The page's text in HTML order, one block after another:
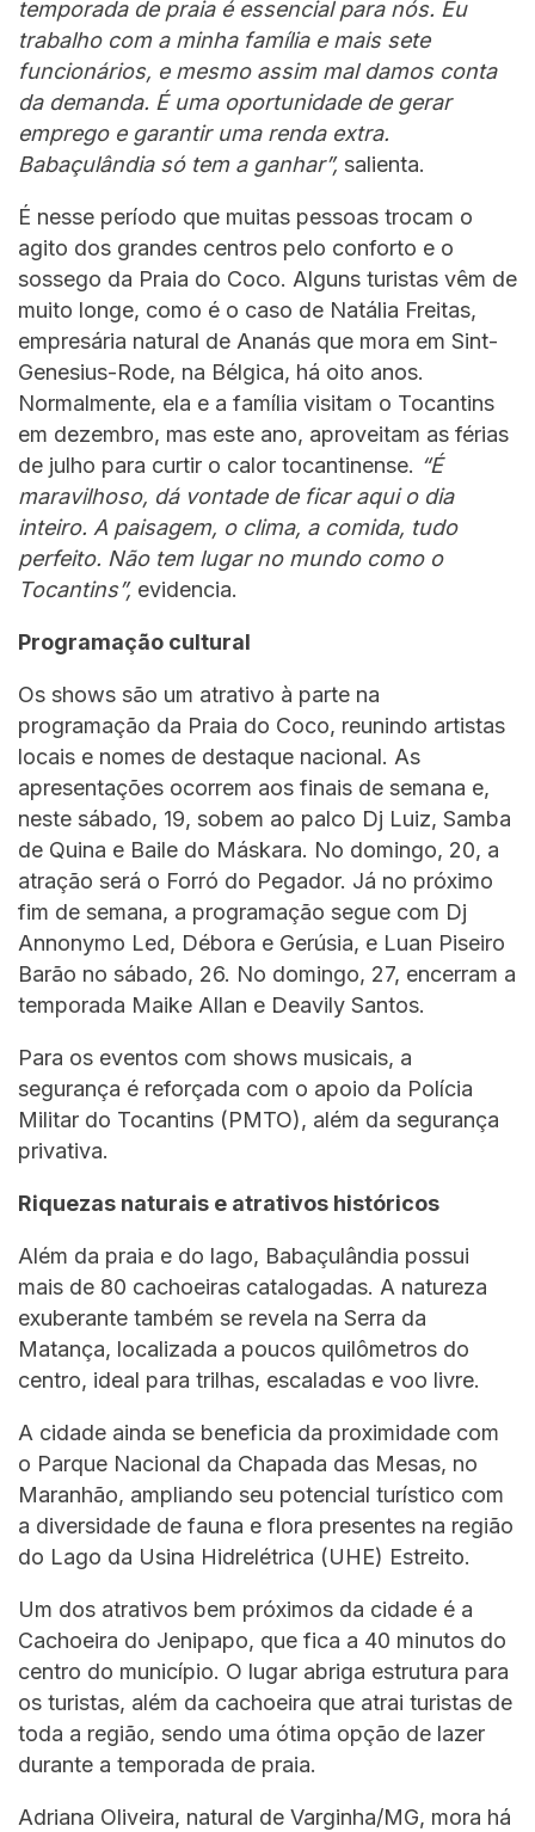
temporada de praia é essencial para nós. Eu
trabalho com a minha família e mais sete
funcionários, e mesmo assim mal damos conta
da demanda. É uma oportunidade de gerar
emprego e garantir uma renda extra.
Babaçulândia só tem a ganhar”, salienta.
É nesse período que muitas pessoas trocam o
agito dos grandes centros pelo conforto e o
sossego da Praia do Coco. Alguns turistas vêm de
muito longe, como é o caso de Natália Freitas,
empresária natural de Ananás que mora em Sint-
Genesius-Rode, na Bélgica, há oito anos.
Normalmente, ela e a família visitam o Tocantins
em dezembro, mas este ano, aproveitam as férias
de julho para curtir o calor tocantinense. “É
maravilhoso, dá vontade de ficar aqui o dia
inteiro. A paisagem, o clima, a comida, tudo
perfeito. Não tem lugar no mundo como o
Tocantins”, evidencia.
Programação cultural
Os shows são um atrativo à parte na
programação da Praia do Coco, reunindo artistas
locais e nomes de destaque nacional. As
apresentações ocorrem aos finais de semana e,
neste sábado, 19, sobem ao palco Dj Luiz, Samba
de Quina e Baile do Máskara. No domingo, 20, a
atração será o Forró do Pegador. Já no próximo
fim de semana, a programação segue com Dj
Annonymo Led, Débora e Gerúsia, e Luan Piseiro
Barão no sábado, 26. No domingo, 27, encerram a
temporada Maike Allan e Deavily Santos.
Para os eventos com shows musicais, a
segurança é reforçada com o apoio da Polícia
Militar do Tocantins (PMTO), além da segurança
privativa.
Riquezas naturais e atrativos históricos
Além da praia e do lago, Babaçulândia possui
mais de 80 cachoeiras catalogadas. A natureza
exuberante também se revela na Serra da
Matança, localizada a poucos quilômetros do
centro, ideal para trilhas, escaladas e voo livre.
A cidade ainda se beneficia da proximidade com
o Parque Nacional da Chapada das Mesas, no
Maranhão, ampliando seu potencial turístico com
a diversidade de fauna e flora presentes na região
do Lago da Usina Hidrelétrica (UHE) Estreito.
Um dos atrativos bem próximos da cidade é a
Cachoeira do Jenipapo, que fica a 40 minutos do
centro do município. O lugar abriga estrutura para
os turistas, além da cachoeira que atrai turistas de
toda a região, sendo uma ótima opção de lazer
durante a temporada de praia.
Adriana Oliveira, natural de Varginha/MG, mora há